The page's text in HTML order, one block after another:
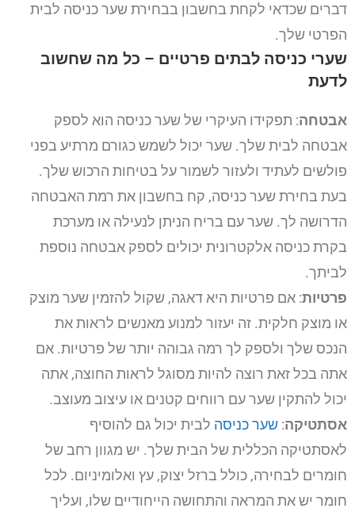
דברים שכדאי לקחת בחשבון בבחירת שער כניסה לבית
הפרטי שלך.
שערי כניסה לבתים פרטיים – כל מה שחשוב
לדעת
אבטחה: תפקידו העיקרי של שער כניסה הוא לספק
אבטחה לבית שלך. שער יכול לשמש כגורם מרתיע בפני
פולשים לעתיד ולעזור לשמור על בטיחות הרכוש שלך.
בעת בחירת שער כניסה, קח בחשבון את רמת האבטחה
הדרושה לך. שער עם בריח הניתן לנעילה או מערכת
בקרת כניסה אלקטרונית יכולים לספק אבטחה נוספת
לביתך.
פרטיות: אם פרטיות היא דאגה, שקול להזמין שער מוצק
או מוצק חלקית. זה יעזור למנוע מאנשים לראות את
הנכס שלך ולספק לך רמה גבוהה יותר של פרטיות. אם
אתה בכל זאת רוצה להיות מסוגל לראות החוצה, אתה
יכול להתקין שער עם רווחים קטנים או עיצוב מעוצב.
אסתטיקה: שער כניסה לבית יכול גם להוסיף
לאסתטיקה הכללית של הבית שלך. יש מגוון רחב של
חומרים לבחירה, כולל ברזל יצוק, עץ ואלומיניום. לכל
חומר יש את המראה והתחושה הייחודיים שלו, ועליך